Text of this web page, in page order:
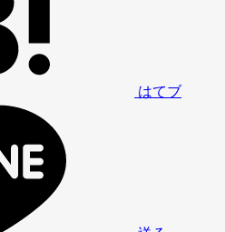
はてブ